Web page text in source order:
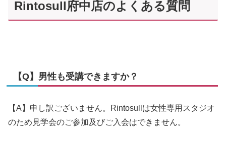
Rintosull府中店のよくある質問
【Q】男性も受講できますか？
【A】申し訳ございません。Rintosullは女性専用スタジオ
のため見学会のご参加及びご入会はできません。